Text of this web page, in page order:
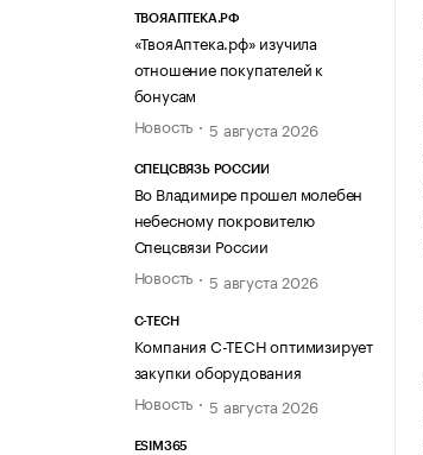
ТВОЯАПТЕКА.РФ
«ТвояАптека.рф» изучила
отношение покупателей к
бонусам
Новость
5 августа 2026
СПЕЦСВЯЗЬ РОССИИ
Во Владимире прошел молебен
небесному покровителю
Спецсвязи России
Новость
5 августа 2026
C-TECH
Компания C-TECH оптимизирует
закупки оборудования
Новость
5 августа 2026
ESIM365